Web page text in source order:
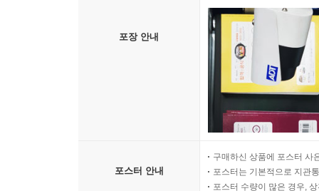
포장 안내
포스터 안내
구매하신 상품에 포스터 사
포스터는 기본적으로 지관
포스터 수량이 많은 경우,